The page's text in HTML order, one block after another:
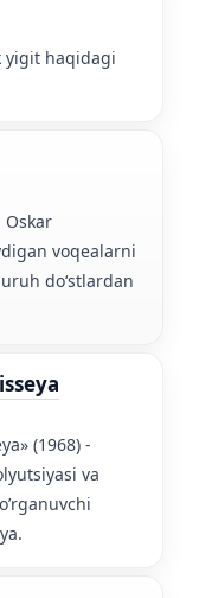
yigit haqidagi
Oskar
voqealarni
doʻstlardan
(1968) -
va